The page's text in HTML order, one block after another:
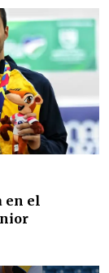
en el